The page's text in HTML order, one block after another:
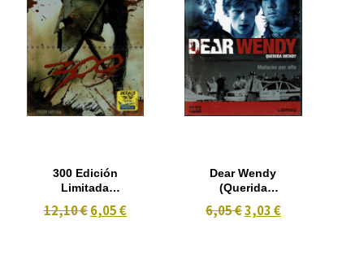
300 Edición
Limitada
Metalico
12,10 € 6,05 €
Dear Wendy
(Querida
6,05 €3,03 €